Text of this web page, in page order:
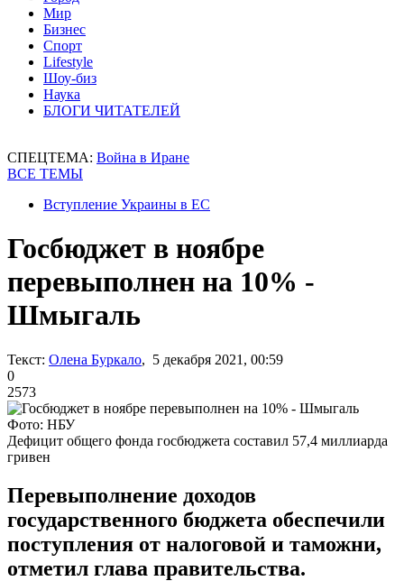
Мир
Бизнес
Спорт
Lifestyle
Шоу-биз
Наука
БЛОГИ ЧИТАТЕЛЕЙ
СПЕЦТЕМА: Война в Иране
ВСЕ ТЕМЫ
Вступление Украины в ЕС
Госбюджет в ноябре
перевыполнен на 10% -
Шмыгаль
Текст: Олена Буркало, 5 декабря 2021, 00:59
0
2573
Фото: НБУ
Дефицит общего фонда госбюджета составил 57,4 миллиарда
гривен
Перевыполнение доходов
государственного бюджета обеспечили
поступления от налоговой и таможни,
отметил глава правительства.